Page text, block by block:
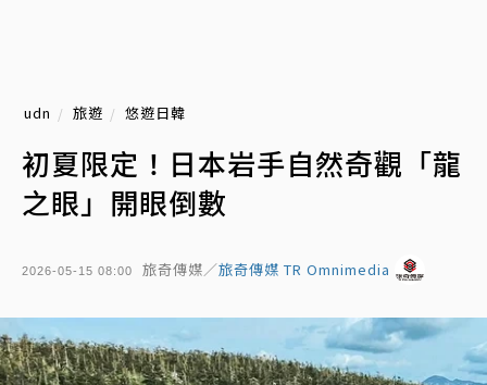
udn 旅遊 悠遊日韓
初夏限定！日本岩手自然奇觀「龍
之眼」開眼倒數
2026-05-15 08:00 旅奇傳媒／旅奇傳媒 TR Omnimedia